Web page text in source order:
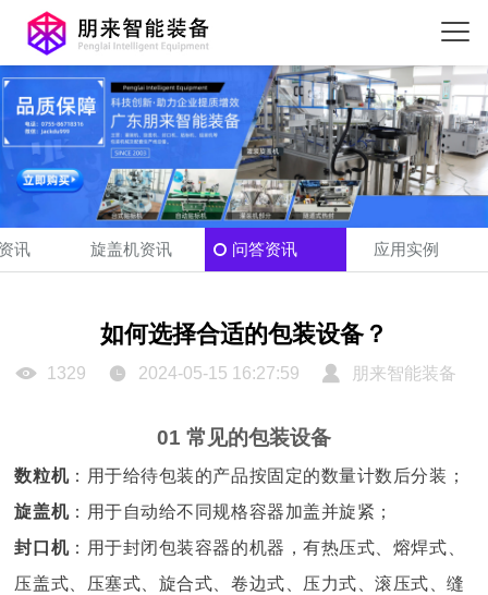
讯 旋盖机资讯 问答资讯 应用实例
如何选择合适的包装设备？
1329 2024-05-15 16:27:59 朋来智能装备
01 常见的包装设备
数粒机：用于给待包装的产品按固定的数量计数后分装；
旋盖机：用于自动给不同规格容器加盖并旋紧；
封口机：用于封闭包装容器的机器，有热压式、熔焊式、
压盖式、压塞式、旋合式、卷边式、压力式、滚压式、缝